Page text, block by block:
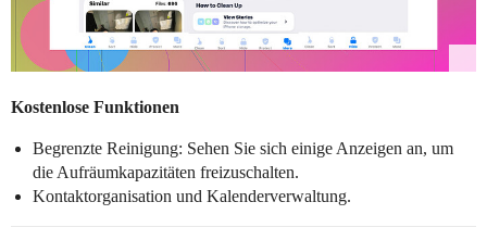
Kostenlose Funktionen
Begrenzte Reinigung: Sehen Sie sich einige Anzeigen an, um
die Aufräumkapazitäten freizuschalten.
Kontaktorganisation und Kalenderverwaltung.